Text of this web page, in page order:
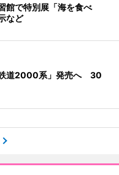
館で特別展「海を食べ
など
鉄道2000系」発売へ 30